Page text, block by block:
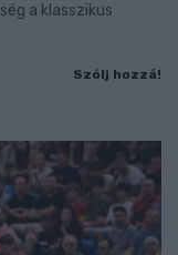
a klasszikus
Szólj hozzá!